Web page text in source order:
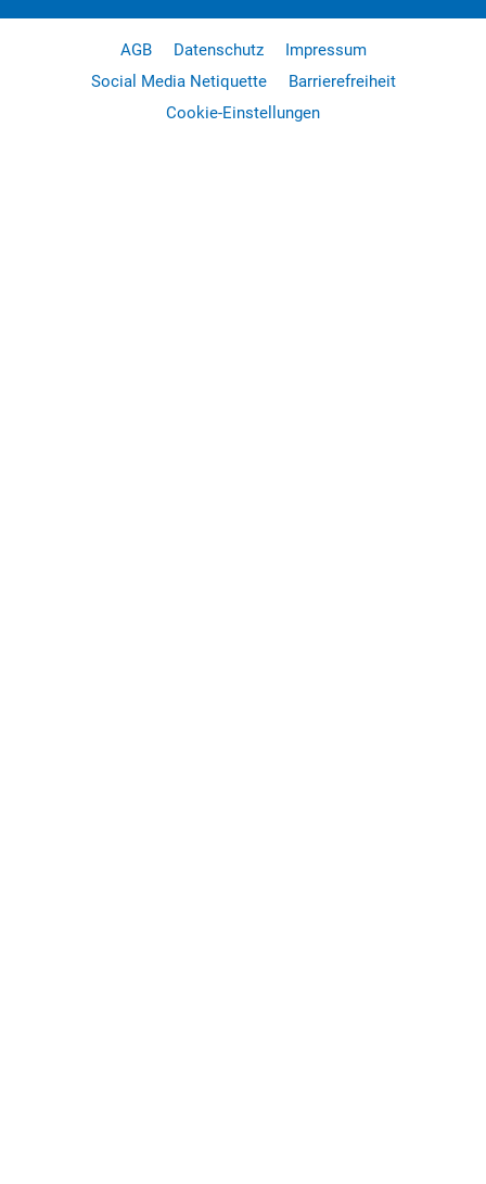
AGB Datenschutz
Impressum
Social Media Netiquette
Barrierefreiheit
Cookie-Einstellungen